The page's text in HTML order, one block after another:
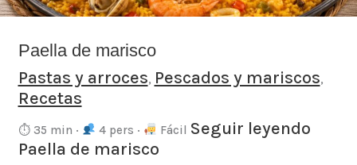
Paella de marisco
Pastas y arroces, Pescados y mariscos,
Recetas
⏱ 35 min · 4 pers · Fácil Seguir leyendo
Paella de marisco